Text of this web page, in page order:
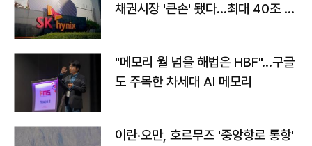
채권시장 '큰손' 됐다…최대 40조 투
"메모리 월 넘을 해법은 HBF"…구글
도 주목한 차세대 AI 메모리
이란·오만, 호르무즈 '중앙항로 통항'